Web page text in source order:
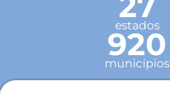
estados
920
municípios